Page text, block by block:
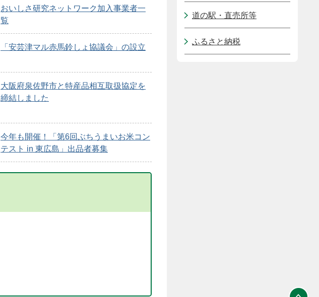
おいしさ研究ネットワーク加入事業者一
覧
「安芸津マル赤馬鈴しょ協議会」の設立
大阪府泉佐野市と特産品相互取扱協定を
締結しました
今年も開催！「第6回ぶちうまいお米コン
テスト in 東広島」出品者募集
道の駅・直売所等
ふるさと納税